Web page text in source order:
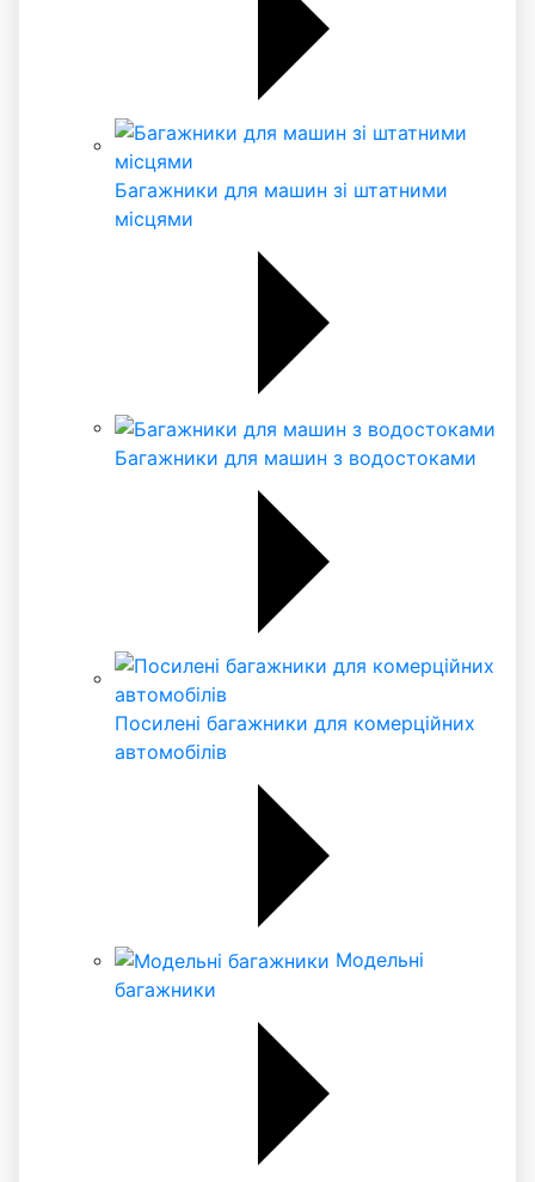
Багажники для машин зі штатними
місцями
Багажники для машин з водостоками
Посилені багажники для комерційних
автомобілів
Модельні
багажники